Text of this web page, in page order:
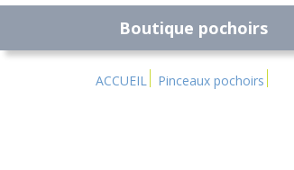
Boutique pochoirs
ACCUEIL Pinceaux pochoirs